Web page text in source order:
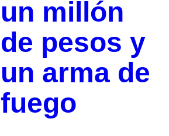
un millón
de pesos y
un arma de
fuego